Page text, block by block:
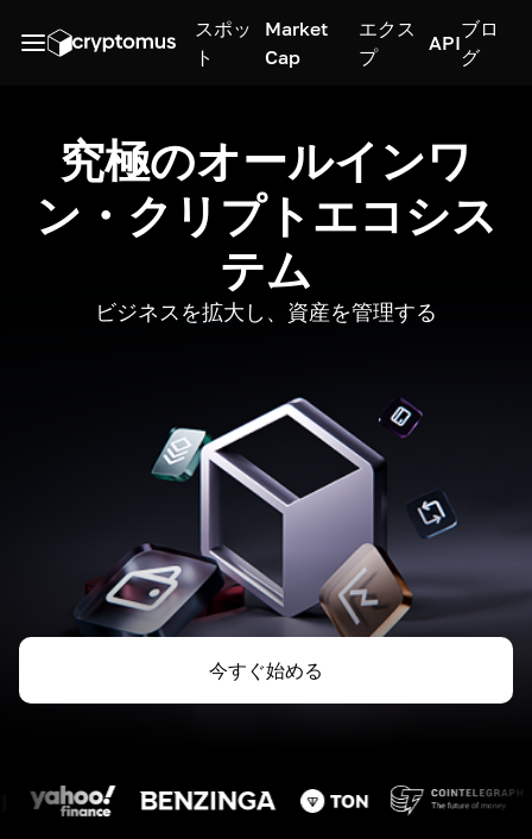
スポッ
ト
Market
Cap
エクス
プ
API
ブロ
グ
究極のオールインワ
ン・クリプトエコシス
テム
ビジネスを拡大し、資産を管理する
今すぐ始める